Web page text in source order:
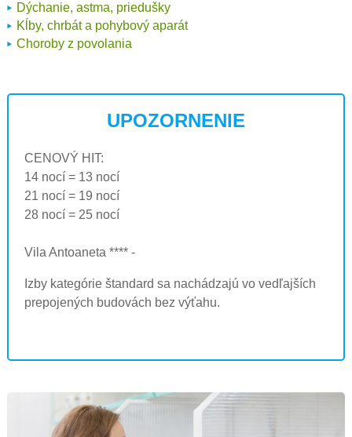
Dýchanie, astma, priedušky
Kĺby, chrbát a pohybový aparát
Choroby z povolania
UPOZORNENIE
CENOVÝ HIT:
14 nocí = 13 nocí
21 nocí = 19 nocí
28 nocí = 25 nocí
Vila Antoaneta **** -
Izby kategórie štandard sa nachádzajú vo vedľajších
prepojených budovách bez výťahu.